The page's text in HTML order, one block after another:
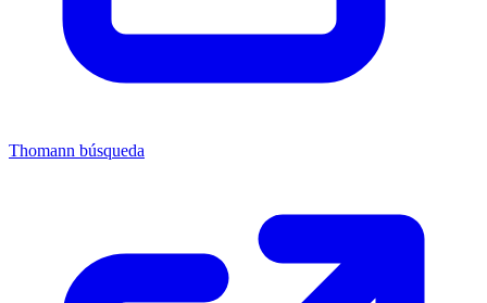
Thomann búsqueda